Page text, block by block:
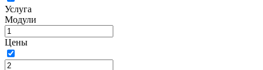
Услуга
Модули
Цены